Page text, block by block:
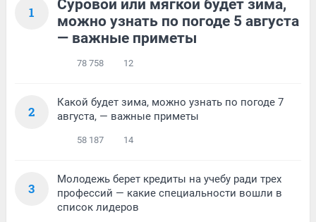
1
Суровой или мягкой будет зима,
можно узнать по погоде 5 августа
— важные приметы
78 758 12
2
Какой будет зима, можно узнать по погоде 7
августа, — важные приметы
58 187 14
3
Молодежь берет кредиты на учебу ради трех
профессий — какие специальности вошли в
список лидеров